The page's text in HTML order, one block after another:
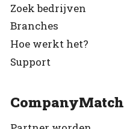
Zoek bedrijven
Branches
Hoe werkt het?
Support
CompanyMatch